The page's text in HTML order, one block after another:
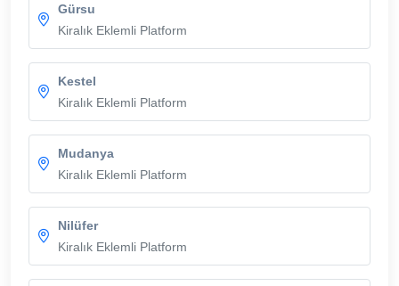
Gürsu
Kiralık Eklemli Platform
Kestel
Kiralık Eklemli Platform
Mudanya
Kiralık Eklemli Platform
Nilüfer
Kiralık Eklemli Platform